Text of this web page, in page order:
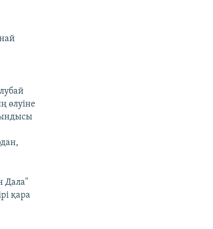
өлуіне
Дала"
қара